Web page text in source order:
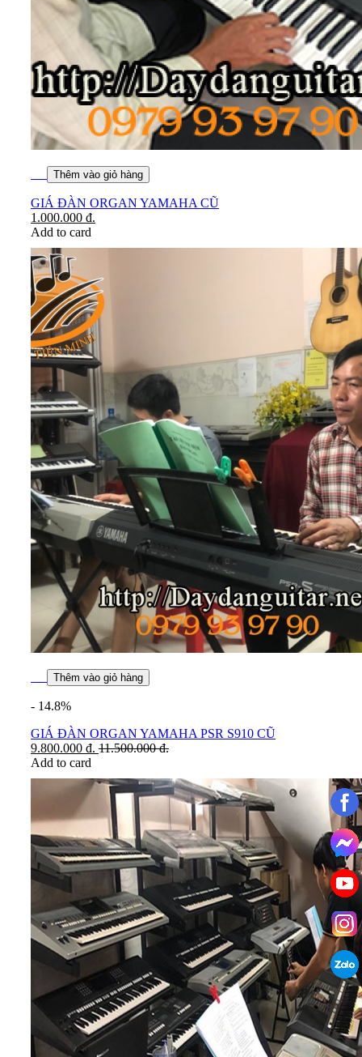
Thêm vào giỏ hàng
GIÁ ĐÀN ORGAN YAMAHA CŨ
1.000.000 đ.
Add to card
Thêm vào giỏ hàng
- 14.8%
GIÁ ĐÀN ORGAN YAMAHA PSR S910 CŨ
9.800.000 đ. 11.500.000đ.
Add to card